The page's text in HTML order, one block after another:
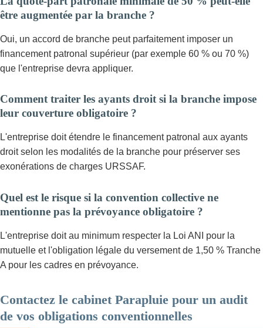
être augmentée par la branche ?
Oui, un accord de branche peut parfaitement imposer un
financement patronal supérieur (par exemple 60 % ou 70 %)
que l'entreprise devra appliquer.
Comment traiter les ayants droit si la branche impose
leur couverture obligatoire ?
L'entreprise doit étendre le financement patronal aux ayants
droit selon les modalités de la branche pour préserver ses
exonérations de charges URSSAF.
Quel est le risque si la convention collective ne
mentionne pas la prévoyance obligatoire ?
L'entreprise doit au minimum respecter la Loi ANI pour la
mutuelle et l'obligation légale du versement de 1,50 % Tranche
A pour les cadres en prévoyance.
Contactez le cabinet Parapluie pour un audit
de vos obligations conventionnelles